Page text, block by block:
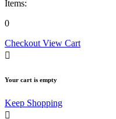
Items:
0
Checkout View Cart
Your cart is empty
Keep Shopping